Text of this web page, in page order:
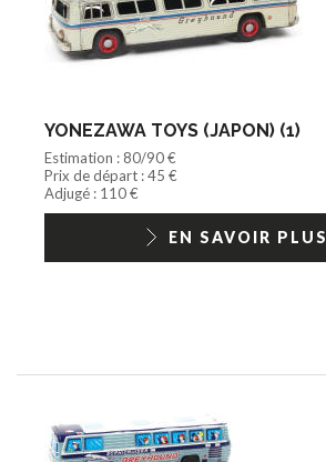
YONEZAWA TOYS (JAPON) (1)
Estimation : 80/90 €
Prix de départ : 45 €
Adjugé : 110 €
EN SAVOIR PLUS